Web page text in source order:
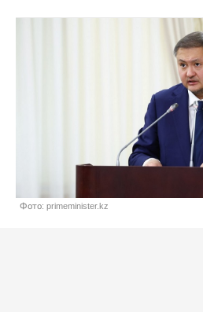
Фото: primeminister.kz